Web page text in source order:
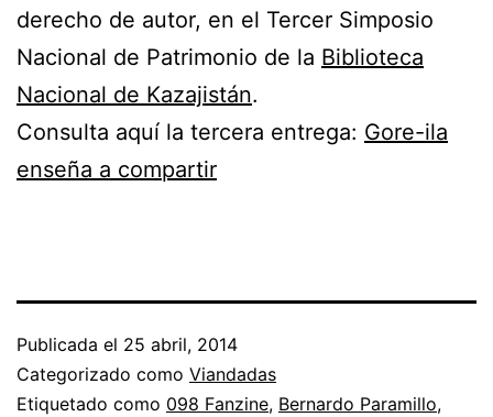
derecho de autor, en el Tercer Simposio
Nacional de Patrimonio de la Biblioteca
Nacional de Kazajistán.
Consulta aquí la tercera entrega: Gore-ila
enseña a compartir
Publicada el 25 abril, 2014
Categorizado como Viandadas
Etiquetado como 098 Fanzine, Bernardo Paramillo,